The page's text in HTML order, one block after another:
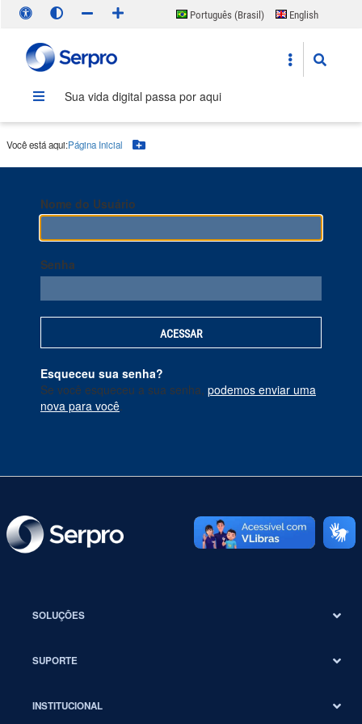
Português (Brasil)
English
Sua vida digital passa por aqui
Você está aqui:Página Inicial Botão Menu
Nome do Usuário
Senha
Esqueceu sua senha?
Se você esqueceu a sua senha, podemos enviar uma
nova para você
SOLUÇÕES
SUPORTE
INSTITUCIONAL